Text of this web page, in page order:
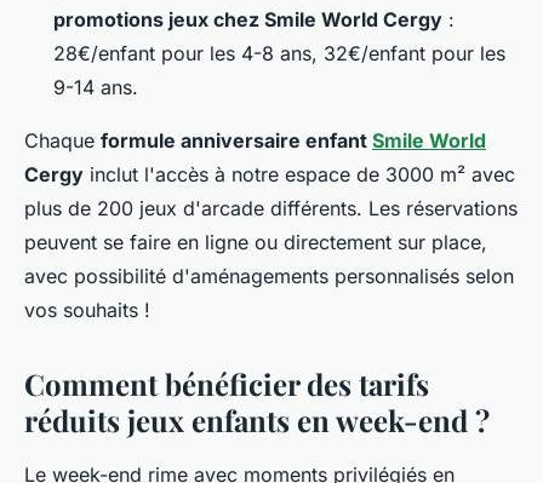
promotions jeux chez Smile World Cergy :
28€/enfant pour les 4-8 ans, 32€/enfant pour les
9-14 ans.
Chaque formule anniversaire enfant Smile World
Cergy inclut l'accès à notre espace de 3000 m² avec
plus de 200 jeux d'arcade différents. Les réservations
peuvent se faire en ligne ou directement sur place,
avec possibilité d'aménagements personnalisés selon
vos souhaits !
Comment bénéficier des tarifs
réduits jeux enfants en week-end ?
Le week-end rime avec moments privilégiés en